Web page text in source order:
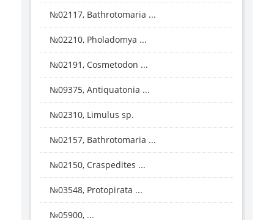
№02117, Bathrotomaria ...
№02210, Pholadomya ...
№02191, Cosmetodon ...
№09375, Antiquatonia ...
№02310, Limulus sp.
№02157, Bathrotomaria ...
№02150, Craspedites ...
№03548, Protopirata ...
№05900, ...